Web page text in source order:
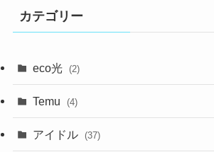
カテゴリー
eco光 (2)
Temu (4)
アイドル (37)